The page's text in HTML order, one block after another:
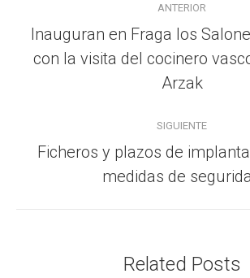
entre
publicaciones
ANTERIOR
Publicación
anterior:
Inauguran en Fraga los
con la visita del cocinero
Arzak
SIGUIENTE
Publicación
siguiente:
Ficheros y plazos de
medidas de
Related Posts